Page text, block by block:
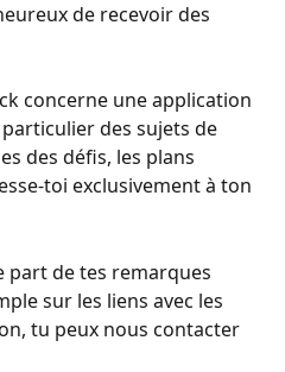
de recevoir des
concerne une application
des sujets de
des défis, les plans
toi exclusivement à ton
part de tes remarques
sur les liens avec les
tu peux nous contacter